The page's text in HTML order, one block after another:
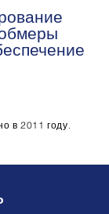
в 2011 году.